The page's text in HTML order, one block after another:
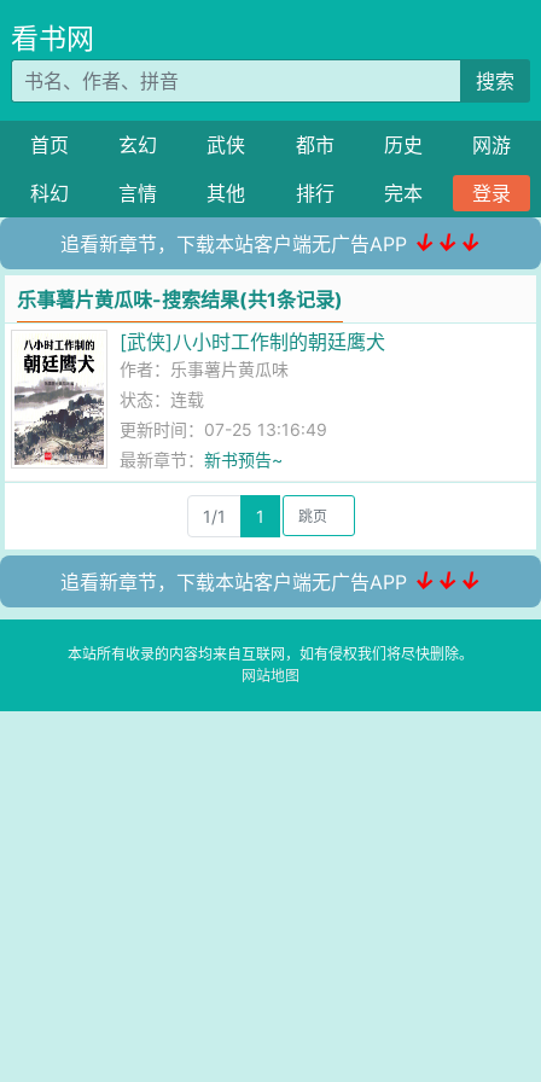
看书网
搜索
首页 玄幻 武侠 都市 历史
网游
科幻
言情 其他 排行 完本 登录
追看新章节，下载本站客户端无广告APP ↓↓↓
乐事薯片黄瓜味-搜索结果(共1条记录)
[武侠]八小时工作制的朝廷鹰犬
作者： 乐事薯片黄瓜味
状态：连载
更新时间：07-25 13:16:49
最新章节：新书预告~
1/1 1
追看新章节，下载本站客户端无广告APP ↓↓↓
本站所有收录的内容均来自互联网，如有侵权我们将尽快删除。
网站地图